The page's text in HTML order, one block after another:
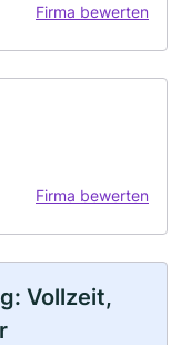
Firma bewerten
Firma bewerten
Vollzeit,